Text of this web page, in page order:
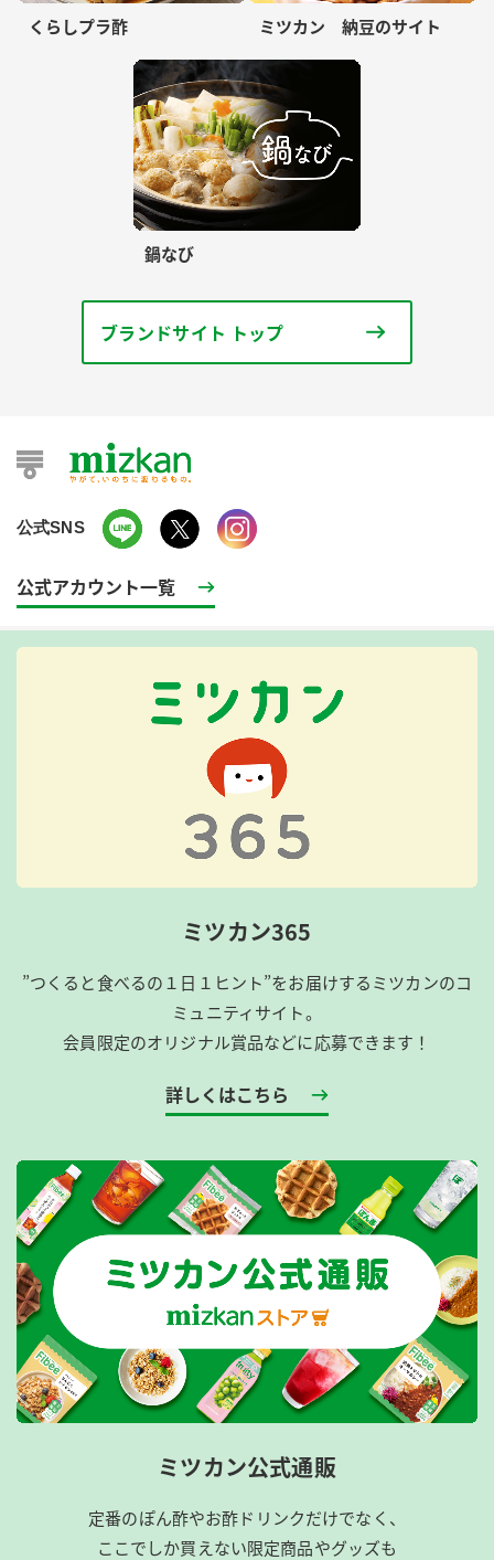
くらしプラ酢 ミツカン 納豆のサイト
鍋なび
ブランドサイト トップ
公式SNS
公式アカウント一覧
ミツカン365
”つくると食べるの１日１ヒント”をお届けするミツカンのコ
ミュニティサイト。
会員限定のオリジナル賞品などに応募できます！
詳しくはこちら
ミツカン公式通販
定番のぽん酢やお酢ドリンクだけでなく、
ここでしか買えない限定商品やグッズも